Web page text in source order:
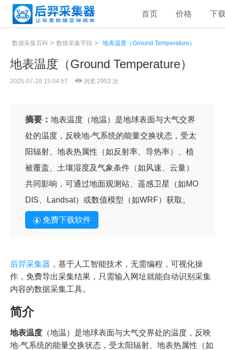
首页 价格 下
数据采集百科 > 数据采集字段 > 地表温度（Ground Temperature）
地表温度（Ground Temperature）
2025-07-28 15:04:57 浏览 2953 次
摘要： 地表温度（地温）是地球表面与大气交界
处的温度，反映地-气系统的能量交换状态，受太
阳辐射、地表热属性（如反射率、导热率）、植
被覆盖、土壤湿度及气象条件（如风速、云量）
共同影响，可通过地面观测站、遥感卫星（如MO
DIS、Landsat）或数值模型（如WRF）获取。
免费下载软件
后羿采集器 ，基于人工智能技术，无需编程，可视化操
作，免费导出采集结果，只需输入网址就能自动识别采集
内容的数据采集工具。
简介
地表温度 （地温）是地球表面与大气交界处的温度，反映
地-气系统的能量交换状态，受太阳辐射、地表热属性（如